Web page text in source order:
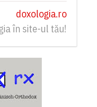
doxologia.ro
în site-ul tău!